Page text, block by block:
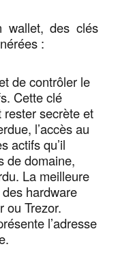
wallet, des clés
:
de contrôler le
Cette clé
secrète et
l’accès au
actifs qu’il
de domaine,
La meilleure
hardware
ou Trezor.
l’adresse